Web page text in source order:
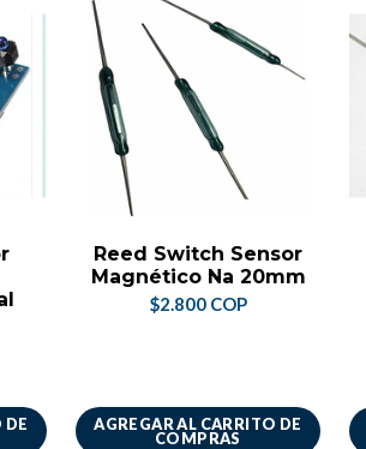
DE
Reed Switch Sensor
Magnético Na 20mm
$2.800 COP
AGREGAR AL CARRITO DE
COMPRAS